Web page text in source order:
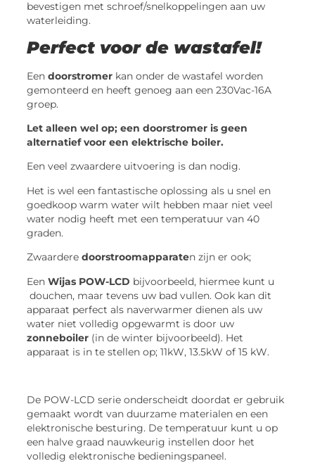
bevestigen met schroef/snelkoppelingen aan uw
waterleiding.
Perfect voor de wastafel!
Eendoorstromer kan onder de wastafel worden
gemonteerd en heeft genoeg aan een 230Vac-16A
groep.
Let alleen wel op; een doorstromer is geen
alternatief voor een elektrische boiler.
Een veel zwaardere uitvoering is dan nodig.
Het is wel een fantastische oplossing als u snel en
goedkoop warm water wilt hebben maar niet veel
water nodig heeft met een temperatuur van 40
graden.
Zwaarderedoorstroomapparaten zijn er ook;
EenWijas POW-LCD bijvoorbeeld, hiermee kunt u
douchen, maar tevens uw bad vullen. Ook kan dit
apparaat perfect als naverwarmer dienen als uw
water niet volledig opgewarmt is door uw
zonneboiler (in de winter bijvoorbeeld). Het
apparaat is in te stellen op; 11kW, 13.5kW of 15 kW.
De POW-LCD serie onderscheidt doordat er gebruik
gemaakt wordt van duurzame materialen en een
elektronische besturing. De temperatuur kunt u op
een halve graad nauwkeurig instellen door het
volledig elektronische bedieningspaneel.